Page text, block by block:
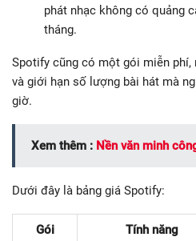
phát nhạc không có quảng
tháng.
Spotify cũng có một gói miễn phí,
và giới hạn số lượng bài hát mà
giờ.
Xem thêm : Nền văn minh
Dưới đây là bảng giá Spotify:
Gói Tính năng